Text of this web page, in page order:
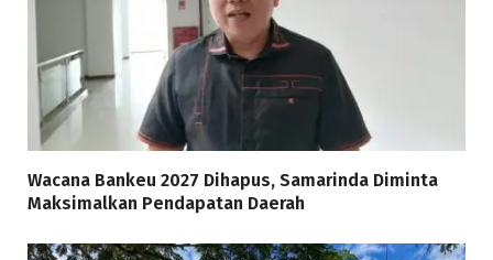
Wacana Bankeu 2027 Dihapus, Samarinda Diminta
Maksimalkan Pendapatan Daerah